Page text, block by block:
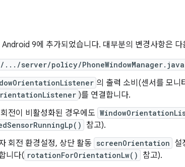
9에 추가되었습니다. 대부분의 변경사항은
.../server/policy/PhoneWindowManager.java
의 출력 소비(센서를 모니
)를 연결합니다.
전이 비활성화된 경우에도
참고).
회전 환경설정, 상단 활동 screenOrientation 설
니다( rotationForOrientationLw()
참고).